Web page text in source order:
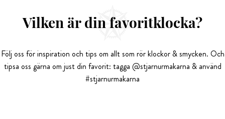
Vilken är din favoritklocka?
Följ oss för inspiration och tips om allt som rör klockor & smycken. Och
tipsa oss gärna om just din favorit: tagga @stjarnurmakarna & använd
#stjarnurmakarna